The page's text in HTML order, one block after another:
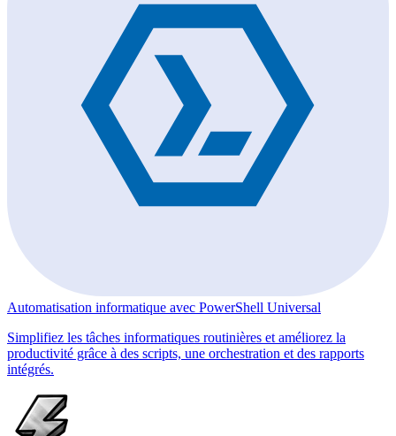
Automatisation informatique avec PowerShell Universal
Simplifiez les tâches informatiques routinières et améliorez la
productivité grâce à des scripts, une orchestration et des rapports
intégrés.